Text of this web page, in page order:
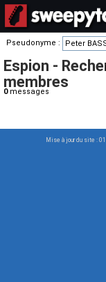
Pseudonyme :
Espion -
membres
0messages
Mise à jour du site : 01